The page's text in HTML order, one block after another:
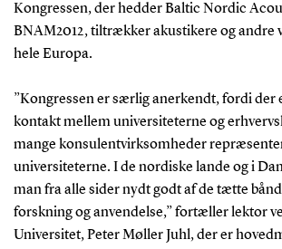
Kongressen, der hedder Baltic Nordic
BNAM2012, tiltrækker akustikere og andre
hele Europa.
”Kongressen er særlig anerkendt, fordi der
kontakt mellem universiteterne og
mange konsulentvirksomheder
universiteterne. I de nordiske lande og i
man fra alle sider nydt godt af de tætte
forskning og anvendelse,” fortæller lektor
Universitet, Peter Møller Juhl, der er